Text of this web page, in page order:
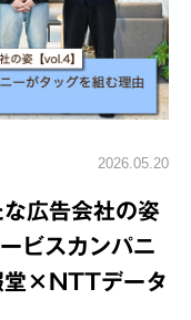
2026.05.20
広告会社の姿
ビスカンパニ
堂×NTTデータ